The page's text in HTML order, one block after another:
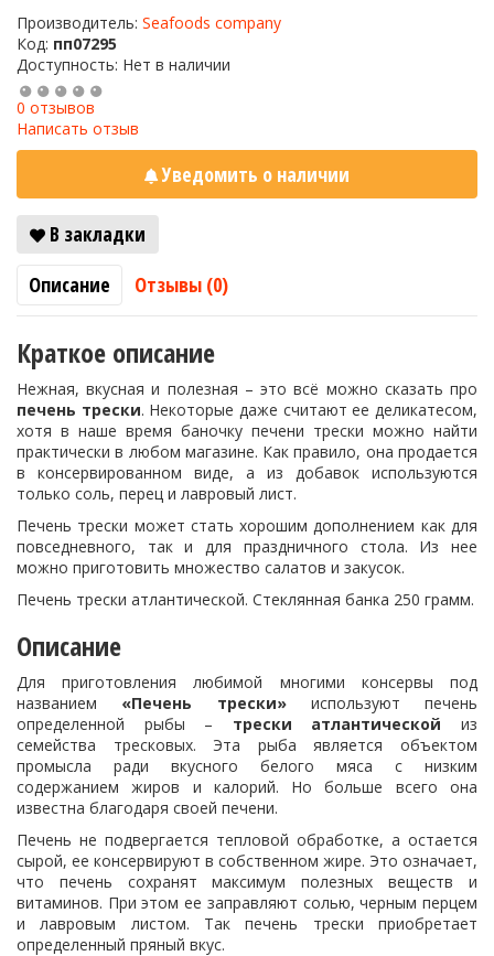
Производитель: Seafoods company
Код: пп07295
Доступность: Нет в наличии
0 отзывов
Написать отзыв
Уведомить о наличии
В закладки
Описание
Отзывы (0)
Краткое описание
Нежная, вкусная и полезная – это всё можно сказать про
печень трески. Некоторые даже считают ее деликатесом,
хотя в наше время баночку печени трески можно найти
практически в любом магазине. Как правило, она продается
в консервированном виде, а из добавок используются
только соль, перец и лавровый лист.
Печень трески может стать хорошим дополнением как для
повседневного, так и для праздничного стола. Из нее
можно приготовить множество салатов и закусок.
Печень трески атлантической. Стеклянная банка 250 грамм.
Описание
Для приготовления любимой многими консервы под
названием «Печень трески»используют печень
определенной рыбы – трески атлантической из
семейства тресковых. Эта рыба является объектом
промысла ради вкусного белого мяса с низким
содержанием жиров и калорий. Но больше всего она
известна благодаря своей печени.
Печень не подвергается тепловой обработке, а остается
сырой, ее консервируют в собственном жире. Это означает,
что печень сохранят максимум полезных веществ и
витаминов. При этом ее заправляют солью, черным перцем
и лавровым листом. Так печень трески приобретает
определенный пряный вкус.